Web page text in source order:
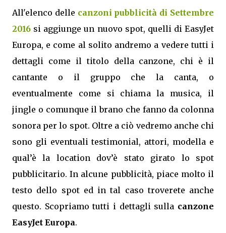
All'elenco delle canzoni pubblicità di Settembre
2016 si aggiunge un nuovo spot, quelli di EasyJet
Europa, e come al solito andremo a vedere tutti i
dettagli come il titolo della canzone, chi è il
cantante o il gruppo che la canta, o
eventualmente come si chiama la musica, il
jingle o comunque il brano che fanno da colonna
sonora per lo spot. Oltre a ciò vedremo anche chi
sono gli eventuali testimonial, attori, modella e
qual’è la location dov’è stato girato lo spot
pubblicitario. In alcune pubblicità, piace molto il
testo dello spot ed in tal caso troverete anche
questo. Scopriamo tutti i dettagli sulla canzone
EasyJet Europa.